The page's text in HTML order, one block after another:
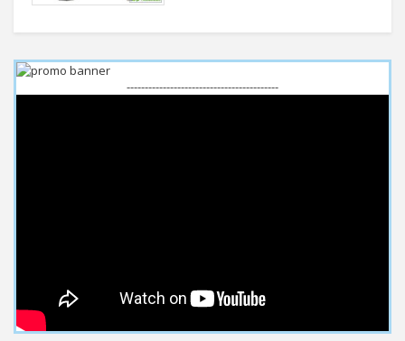
------------------------------------------